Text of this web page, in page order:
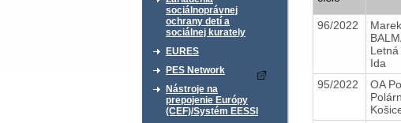
sociálnoprávnej
ochrany detí a
sociálnej kurately
EURES
PES Network
Nástroje na
prepojenie Európy
(CEF)/Systém EESSI
96/2022
Ida
95/2022
OA